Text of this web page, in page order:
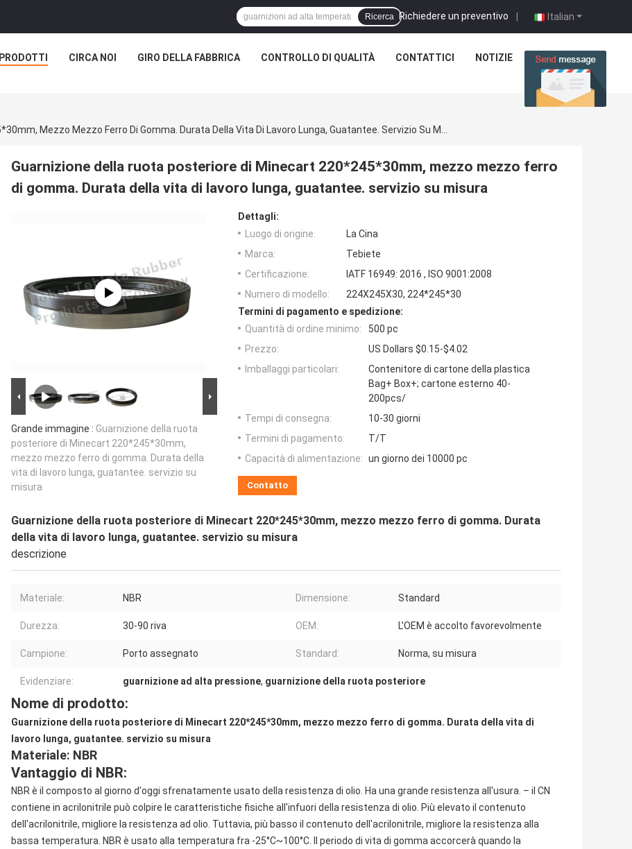
Italian
Richiedere un preventivo |
Ricerca
PRODOTTI CIRCA NOI GIRO DELLA FABBRICA CONTROLLO DI QUALITÀ CONTATTICI NOTIZIE CASI
Guarnizione della ruota posteriore di Minecart 220*245*30mm, mezzo mezzo ferro
di gomma. Durata della vita di lavoro lunga, guatantee. servizio su misura
Grande immagine : Guarnizione della ruota
posteriore di Minecart 220*245*30mm,
mezzo mezzo ferro di gomma. Durata della
vita di lavoro lunga, guatantee. servizio su
misura
Dettagli:
Luogo di origine:
La Cina
Marca:
Tebiete
Certificazione:
IATF 16949: 2016 , ISO 9001:2008
Numero di modello:
224X245X30, 224*245*30
Termini di pagamento e spedizione:
Quantità di ordine minimo:
500 pc
Prezzo:
US Dollars $0.15-$4.02
Imballaggi particolari:
Contenitore di cartone della plastica
Bag+ Box+; cartone esterno 40-
200pcs/
Tempi di consegna:
10-30 giorni
Termini di pagamento:
T/T
Capacità di alimentazione: un giorno dei 10000 pc
Contatto
Guarnizione della ruota posteriore di Minecart 220*245*30mm, mezzo mezzo ferro di gomma. Durata
della vita di lavoro lunga, guatantee. servizio su misura
descrizione
Materiale: NBR Dimensione: Standard
Durezza: 30-90 riva OEM: L'OEM è accolto favorevolmente
Campione: Porto assegnato Standard: Norma, su misura
Evidenziare: guarnizione ad alta pressione, guarnizione della ruota posteriore
Nome di prodotto:
Guarnizione della ruota posteriore di Minecart 220*245*30mm, mezzo mezzo ferro di gomma. Durata della vita di
lavoro lunga, guatantee. servizio su misura
Materiale: NBR
Vantaggio di NBR:
NBR è il composto al giorno d'oggi sfrenatamente usato della resistenza di olio. Ha una grande resistenza all'usura. – il CN
contiene in acrilonitrile può colpire le caratteristiche fisiche all'infuori della resistenza di olio. Più elevato il contenuto
dell'acrilonitrile, migliore la resistenza ad olio. Tuttavia, più basso il contenuto dell'acrilonitrile, migliore la resistenza alla
bassa temperatura. NBR è usato alla temperatura fra -25°C~100°C. Il periodo di vita di gomma accorcerà quando la